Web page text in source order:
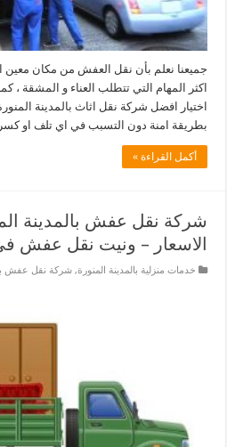
جميعنا نعلم بأن نقل العفش من مكان معين
اكثر المهام التي تتطلب العناء و المشقة ،
اختيار افضل شركة نقل اثاث بالمدينة
بطريقة امنة دون التسبب في اي تلف او
أكمل القراءة »
شركة نقل عفش بالمدينة
الاسعار – ونيت نقل عفش
خدمات منزلية بالمدينة المنورة,شركة نقل عفش